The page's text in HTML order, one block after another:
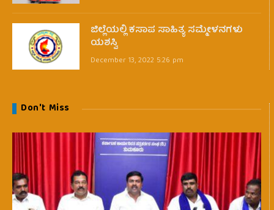
ಜಿಲ್ಲೆಯಲ್ಲಿ ಕಸಾಪ ಸಾಹಿತ್ಯ ಸಮ್ಮೇಳನಗಳು
ಯಶಸ್ವಿ
December 13, 2022 5:26 pm
Don't Miss